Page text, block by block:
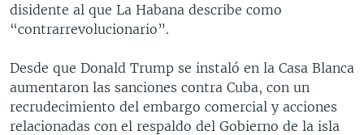
disidente al que La Habana describe como
“contrarrevolucionario”.
Desde que Donald Trump se instaló en la Casa Blanca
aumentaron las sanciones contra Cuba, con un
recrudecimiento del embargo comercial y acciones
relacionadas con el respaldo del Gobierno de la isla